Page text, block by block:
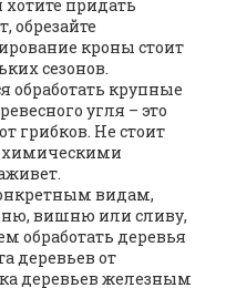
хотите придать
обрезайте
кроны стоит
сезонов.
обработать крупные
угля – это
грибков. Не стоит
химическими
видам,
вишню или сливу,
обработать деревья
деревьев от
деревьев железным